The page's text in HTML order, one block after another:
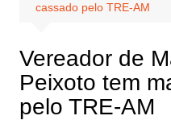
cassado pelo TRE-AM
Vereador de
Peixoto tem
pelo TRE-AM